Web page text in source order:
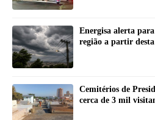
Energisa alerta
região a partir
Cemitérios de
cerca de 3 mil